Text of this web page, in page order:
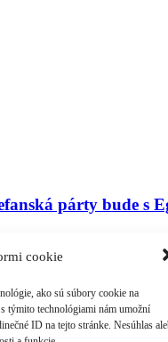
cookie
ako sú súbory cookie na
týmito technológiami nám umožní
ID na tejto stránke. Nesúhlas
párty bude s
na Námestí ...
priv...